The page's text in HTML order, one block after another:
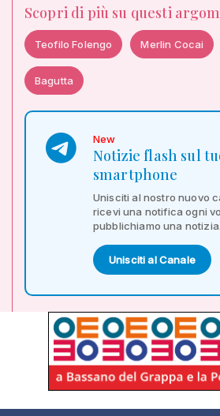
Scopri di più su questi
Teofilo Folengo Merlin Cocai
Bagutta
New
Notizie flash sul
smartphone
Unisciti al nostro nuovo
ricevi una notifica ogni
pubblichiamo una notizia.
Unisciti al Canale